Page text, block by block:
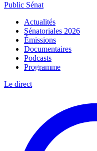
Public Sénat
Actualités
Sénatoriales 2026
Émissions
Documentaires
Podcasts
Programme
Le direct